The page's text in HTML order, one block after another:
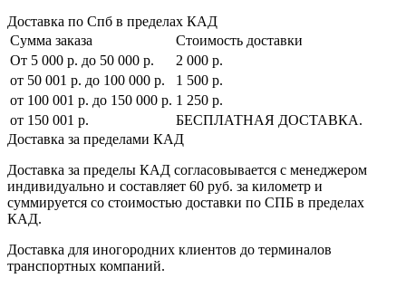
Доставка по Спб в пределах КАД
Сумма заказа
Стоимость доставки
От 5 000 р. до 50 000 р.
2 000 р.
от 50 001 р. до 100 000 р.
1 500 р.
от 100 001 р. до 150 000 р. 1 250 р.
от 150 001 р.
БЕСПЛАТНАЯ ДОСТАВКА.
Доставка за пределами КАД
Доставка за пределы КАД согласовывается с менеджером
индивидуально и составляет 60 руб. за километр и
суммируется со стоимостью доставки по СПБ в пределах
КАД.
Доставка для иногородних клиентов до терминалов
транспортных компаний.